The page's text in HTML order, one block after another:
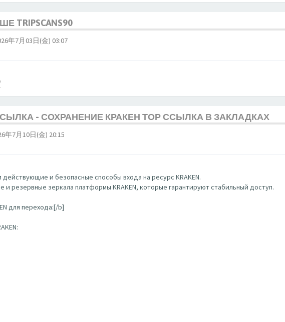
TRIPSCANS90
年7月03日(金) 03:07
- СОХРАНЕНИЕ КРАКЕН ТОР ССЫЛКА В ЗАКЛАДКАХ
年7月10日(金) 20:15
и безопасные способы входа на ресурс KRAKEN.
резервные зеркала платформы KRAKEN, которые гарантируют стабильный доступ.
для перехода:[/b]